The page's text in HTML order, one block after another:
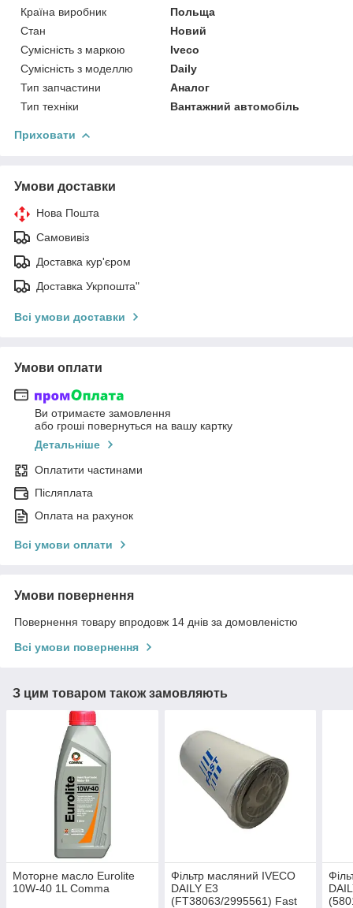
Країна виробник
Польща
Стан
Новий
Сумісність з маркою
Iveco
Сумісність з моделлю
Daily
Тип запчастини
Аналог
Тип техніки
Вантажний автомобіль
Приховати
Умови доставки
Нова Пошта
Самовивіз
Доставка кур'єром
Доставка Укрпошта"
Всі умови доставки
Умови оплати
Ви отримаєте замовлення
або гроші повернуться на вашу картку
Детальніше
Оплатити частинами
Післяплата
Оплата на рахунок
Всі умови оплати
Умови повернення
Повернення товару впродовж 14 днів за домовленістю
Всі умови повернення
З цим товаром також замовляють
Моторне масло Eurolite
10W-40 1L Comma
Фільтр масляний IVECO
DAILY Е3
(FT38063/2995561) Fast